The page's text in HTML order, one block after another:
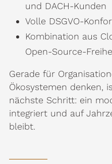
und DACH-Kunden
Volle DSGVO-
Kombination aus
Open-Source-
Gerade für
Ökosystemen denken,
nächste Schritt: ein
integriert und auf
bleibt.